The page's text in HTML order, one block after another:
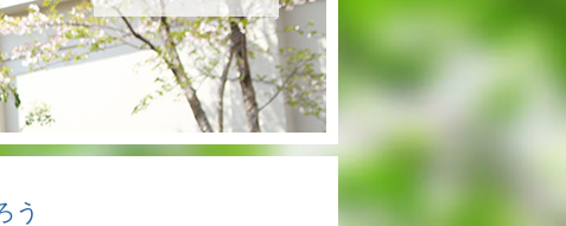
う
アカデミックリサーチコース
キャリアリサーチコース
充実のフォローアップ体制
英語教育